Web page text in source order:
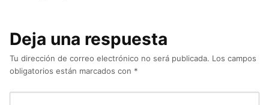
Deja una respuesta
Tu dirección de correo electrónico no será publicada. Los campos
obligatorios están marcados con *